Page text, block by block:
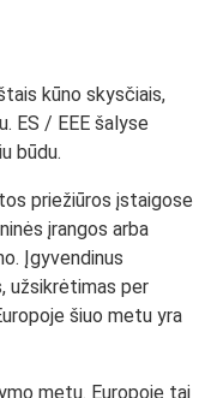
kūno skysčiais,
ES / EEE šalyse
būdu.
priežiūros įstaigose
įrangos arba
Įgyvendinus
užsikrėtimas per
šiuo metu yra
metu. Europoje tai